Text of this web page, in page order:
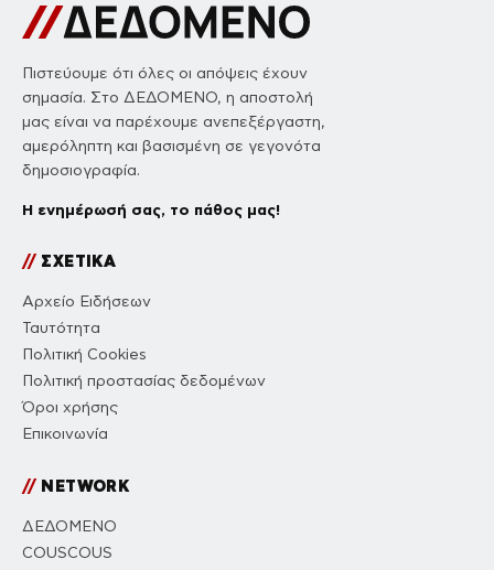
Πιστεύουμε ότι όλες οι απόψεις έχουν
σημασία. Στο ΔΕΔΟΜΕΝΟ, η αποστολή
μας είναι να παρέχουμε ανεπεξέργαστη,
αμερόληπτη και βασισμένη σε γεγονότα
δημοσιογραφία.
Η ενημέρωσή σας, το πάθος μας!
//ΣΧΕΤΙΚΑ
Αρχείο Ειδήσεων
Ταυτότητα
Πολιτική Cookies
Πολιτική προστασίας δεδομένων
Όροι χρήσης
Επικοινωνία
//NETWORK
ΔΕΔΟΜΕΝΟ
COUSCOUS